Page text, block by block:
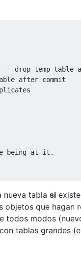
AS -- drop temp table
after commit
being at it.
nueva tabla si
objetos que hagan
todos modos
con tablas grandes